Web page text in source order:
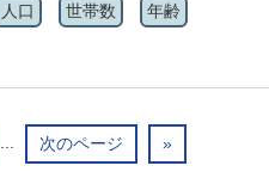
人口 世帯数 年齢
... 次のページ »